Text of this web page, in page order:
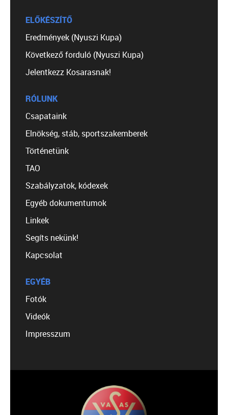
ELŐKÉSZÍTŐ
Eredmények (Nyuszi Kupa)
Következő forduló (Nyuszi Kupa)
Jelentkezz Kosarasnak!
RÓLUNK
Csapataink
Elnökség, stáb, sportszakemberek
Történetünk
TAO
Szabályzatok, kódexek
Egyéb dokumentumok
Linkek
Segíts nekünk!
Kapcsolat
EGYÉB
Fotók
Videók
Impresszum